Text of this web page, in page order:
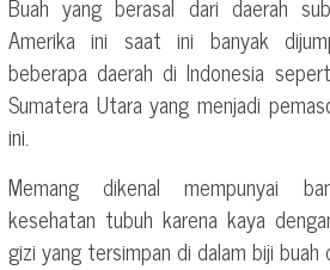
Amerika ini saat ini banyak
beberapa daerah di Indonesia
Sumatera Utara yang menjadi
ini.
Memang dikenal mempunyai
kesehatan tubuh karena kaya
gizi yang tersimpan di dalam biji buah